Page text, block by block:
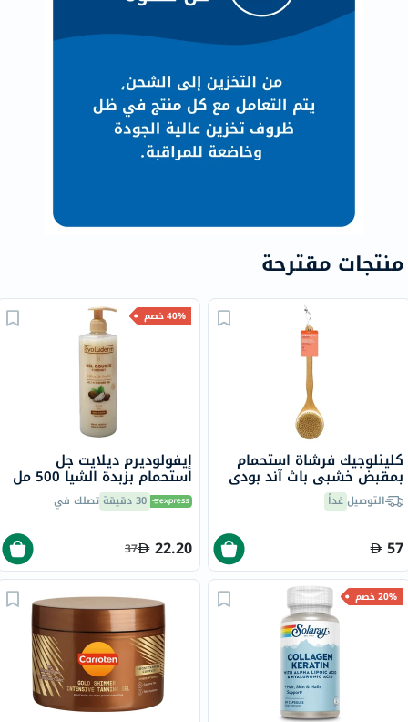
منتجات مقترحة
كلينلوجيك فرشاة استحمام
بمقبض خشبي باث آند بودي
CL-1التوصيلغداً
57
40% خصم
إيفولوديرم ديلايت جل
استحمام بزبدة الشيا 500 مل
17302 30 دقيقة تصلك في
22.20
37
20% خصم